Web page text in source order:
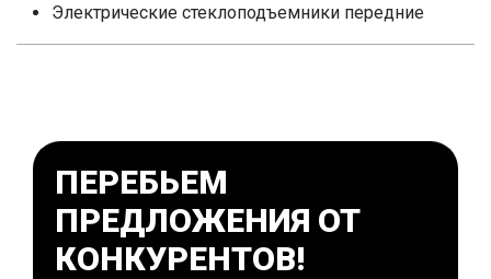
Электрические стеклоподъемники передние
ПЕРЕБЬЕМ
ПРЕДЛОЖЕНИЯ ОТ
КОНКУРЕНТОВ!